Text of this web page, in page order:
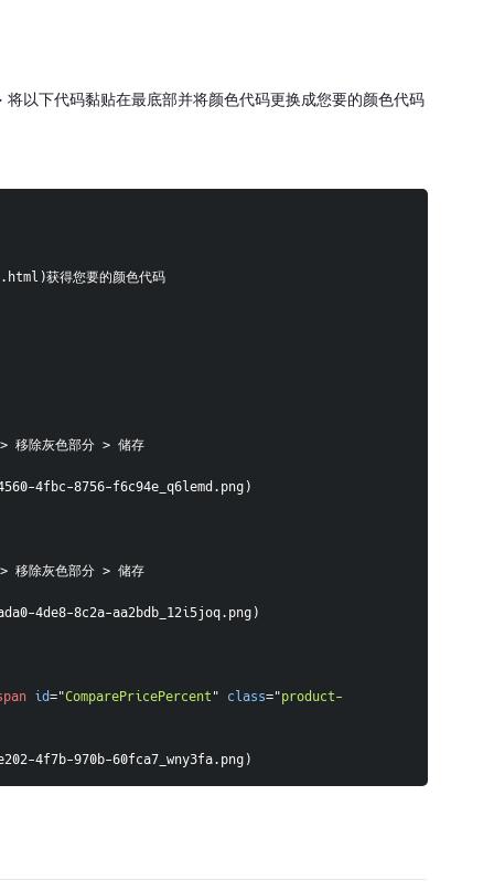
将以下代码黏贴在最底部并将颜色代码更换成您要的颜色代码
获得您要的颜色代码
除灰色部分 > 储存
4fbc-8756-f6c94e_q6lemd.png)
除灰色部分 > 储存
4de8-8c2a-aa2bdb_12i5joq.png)
id="ComparePricePercent" class="product-
4f7b-970b-60fca7_wny3fa.png)